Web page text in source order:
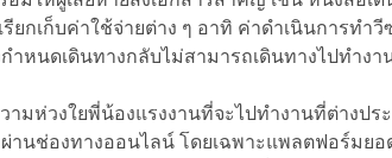
กเก็บค่าใช้จ่ายต่าง ๆ อาทิ ค่าดำเนินการทำวี
หนดเดินทางกลับไม่สามารถเดินทางไปทำงา
มห่วงใยพี่น้องแรงงานที่จะไปทำงานที่ต่างประ
านช่องทางออนไลน์ โดยเฉพาะแพลตฟอร์มยอ